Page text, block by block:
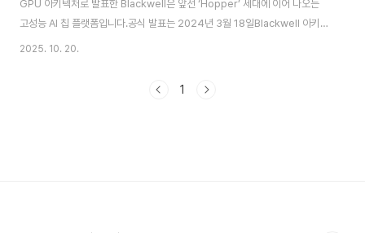
GPU 아키텍처로 발표한 Blackwell은 앞선 ‘Hopper’ 세대에 이어 나오는
고성능 AI 칩 플랫폼입니다.공식 발표는 2024년 3월 18일Blackwell 아키텍
처 GPU는 약 2 080억 개(208 billion) 트랜지스터를 탑재했고, TSMC의
AI(Generative AI) 시대를 위한 프로세서”라고 강조했습니다.특히 이번 미국
2025. 10. 20.
1